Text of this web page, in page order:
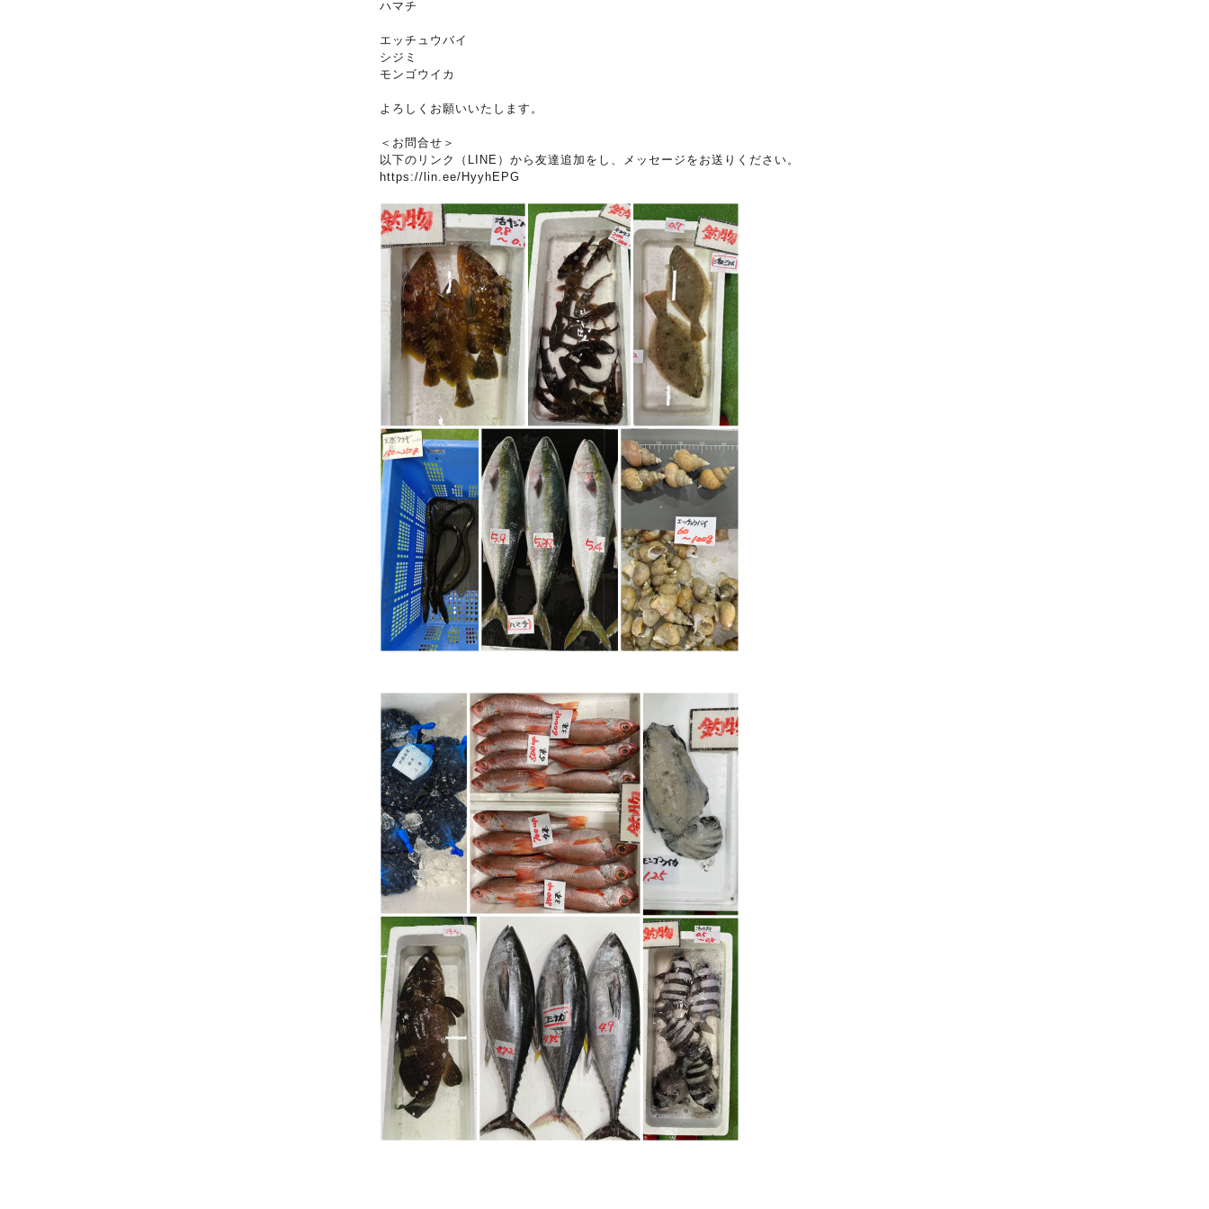
ハマチ
エッチュウバイ
シジミ
モンゴウイカ
よろしくお願いいたします。
＜お問合せ＞
以下のリンク（LINE）から友達追加をし、メッセージをお送りください。
https://lin.ee/HyyhEPG